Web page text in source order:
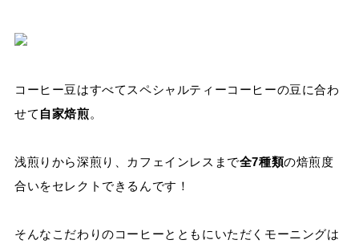
コーヒー豆はすべてスペシャルティーコーヒーの豆に合わ
せて 自家焙煎。
浅煎りから深煎り、カフェインレスまで全7種類の焙煎度
合いをセレクトできるんです！
そんなこだわりのコーヒーとともにいただくモーニングは